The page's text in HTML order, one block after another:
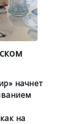
начнет
на